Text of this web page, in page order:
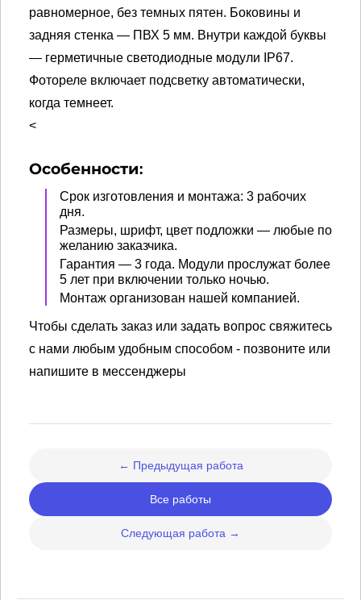
равномерное, без темных пятен. Боковины и
задняя стенка — ПВХ 5 мм. Внутри каждой буквы
— герметичные светодиодные модули IP67.
Фотореле включает подсветку автоматически,
когда темнеет.
<
Особенности:
Срок изготовления и монтажа: 3 рабочих
дня.
Размеры, шрифт, цвет подложки — любые по
желанию заказчика.
Гарантия — 3 года. Модули прослужат более
5 лет при включении только ночью.
Монтаж организован нашей компанией.
Чтобы сделать заказ или задать вопрос свяжитесь
с нами любым удобным способом - позвоните или
напишите в мессенджеры
← Предыдущая работа
Все работы
Следующая работа →